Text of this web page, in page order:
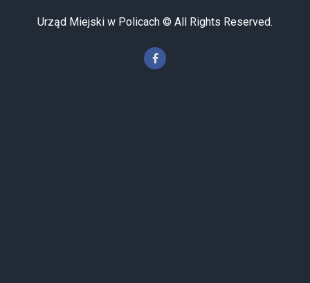
Urząd Miejski w Policach © All Rights Reserved.